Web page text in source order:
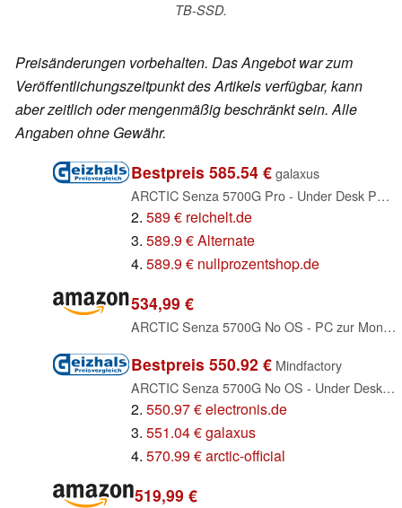
TB-SSD.
Preisänderungen vorbehalten. Das Angebot war zum
Veröffentlichungszeitpunkt des Artikels verfügbar, kann
aber zeitlich oder mengenmäßig beschränkt sein. Alle
Angaben ohne Gewähr.
Bestpreis 585.54 € galaxus
ARCTIC Senza 5700G Pro - Under Desk PC, Ryzen 7 5700G, 32GB RAM, 1TB SSD, Windows 11 Pro (ACPCC00006A)
2. 589 € reichelt.de
3. 589.9 € Alternate
4. 589.9 € nullprozentshop.de
534,99 €
ARCTIC Senza 5700G No OS - PC zur Montage unter dem Tisch, passiv gekühlt
Bestpreis 550.92 € Mindfactory
ARCTIC Senza 5700G No OS - Under Desk PC, Ryzen 7 5700G, 32GB RAM, 1TB SSD (ACPCC00022A)
2. 550.97 € electronis.de
3. 551.04 € galaxus
4. 570.99 € arctic-official
519,99 €